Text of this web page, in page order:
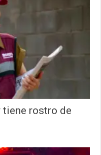
tiene rostro de